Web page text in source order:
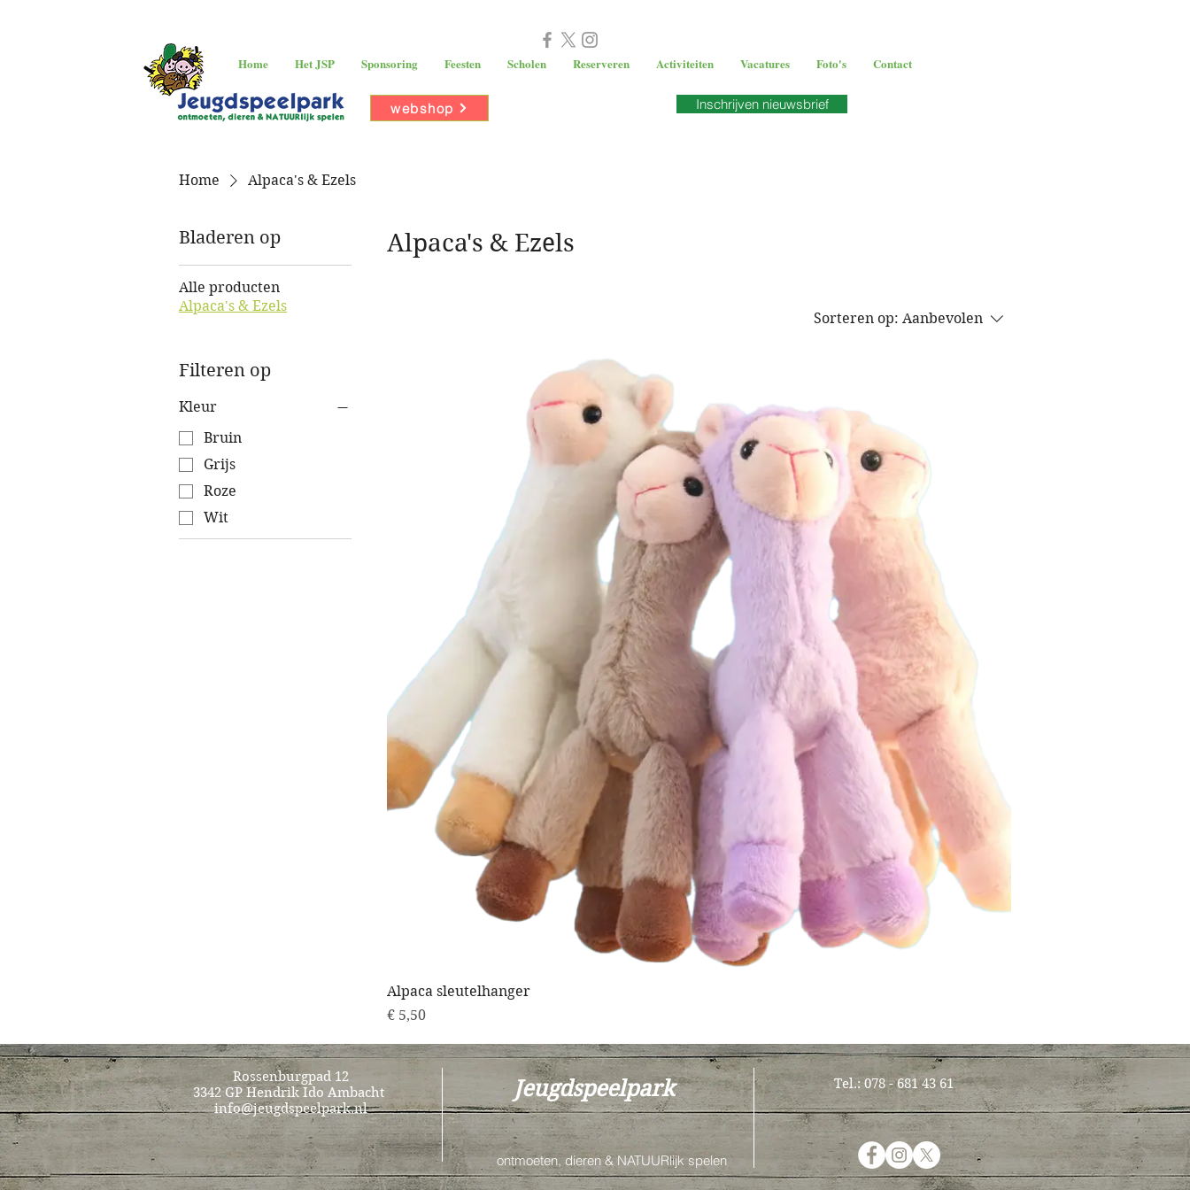
Home Het JSP Sponsoring Feesten Scholen Reserveren Activiteiten Vacatures Foto's Contact
webshop Inschrijven nieuwsbrief
Home Alpaca's & Ezels
Bladeren op
Alle producten
Alpaca's & Ezels
Filteren op
Kleur
Bruin
Grijs
Roze
Wit
Alpaca's & Ezels
Sorteren op: Aanbevolen
Alpaca sleutelhanger
Prijs
€ 5,50
Rossenburgpad 12
3342 GP Hendrik Ido Ambacht
info@jeugdspeelpark.nl
Jeugdspeelpark
ontmoeten, dieren & NATUURlijk spelen
Tel.: 078 - 681 43 61